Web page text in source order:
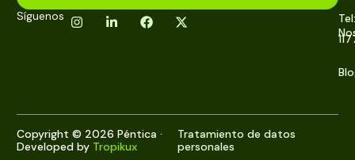
Síguenos
Copyright © 2026 Péntica ·
Developed by Tropikux
Tratamiento de datos
personales